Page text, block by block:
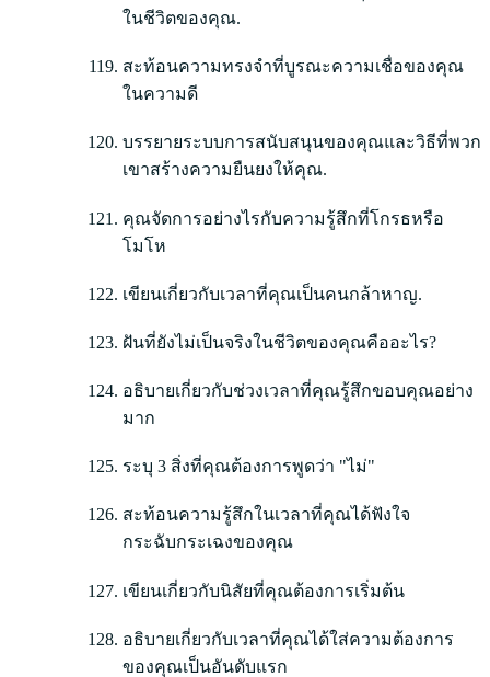
ในชีวิตของคุณ.
สะท้อนความทรงจำที่บูรณะความเชื่อของคุณ
ในความดี
บรรยายระบบการสนับสนุนของคุณและวิธีที่พวก
เขาสร้างความยืนยงให้คุณ.
คุณจัดการอย่างไรกับความรู้สึกที่โกรธหรือ
โมโห
เขียนเกี่ยวกับเวลาที่คุณเป็นคนกล้าหาญ.
ฝันที่ยังไม่เป็นจริงในชีวิตของคุณคืออะไร?
อธิบายเกี่ยวกับช่วงเวลาที่คุณรู้สึกขอบคุณอย่าง
มาก
ระบุ 3 สิ่งที่คุณต้องการพูดว่า "ไม่"
สะท้อนความรู้สึกในเวลาที่คุณได้ฟังใจ
กระฉับกระเฉงของคุณ
เขียนเกี่ยวกับนิสัยที่คุณต้องการเริ่มต้น
อธิบายเกี่ยวกับเวลาที่คุณได้ใส่ความต้องการ
ของคุณเป็นอันดับแรก